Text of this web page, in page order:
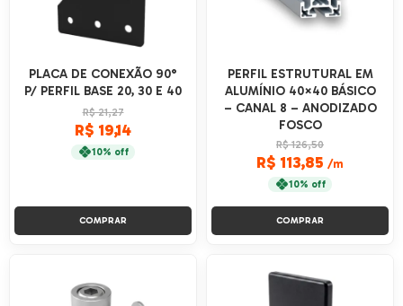
PLACA DE CONEXÃO 90°
P/ PERFIL BASE 20, 30 E 40
R$ 21,27
R$ 19,14
10% off
COMPRAR
PERFIL ESTRUTURAL EM
ALUMÍNIO 40×40 BÁSICO
– CANAL 8 – ANODIZADO
FOSCO
R$ 126,50
R$ 113,85/m
10% off
COMPRAR